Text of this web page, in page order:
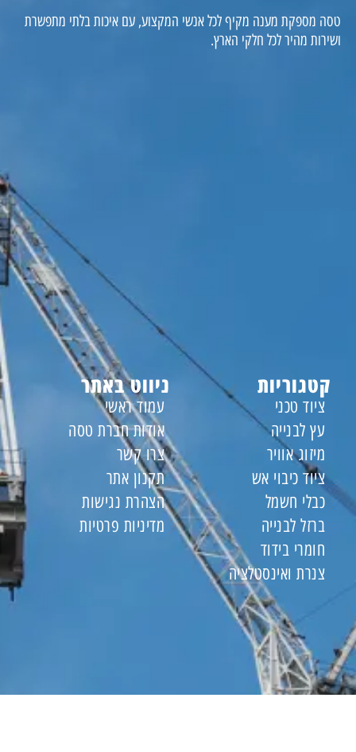
טסה מספקת מענה מקיף לכל אנשי המקצוע, עם איכות בלתי מתפשרת
ושירות מהיר לכל חלקי הארץ.
ניווט באתר
עמוד ראשי
אודות חברת טסה
צרו קשר
תקנון אתר
הצהרת נגישות
מדיניות פרטיות
קטגוריות
ציוד טכני
עץ לבנייה
מיזוג אוויר
ציוד כיבוי אש
כבלי חשמל
ברזל לבנייה
חומרי בידוד
צנרת ואינסטלציה